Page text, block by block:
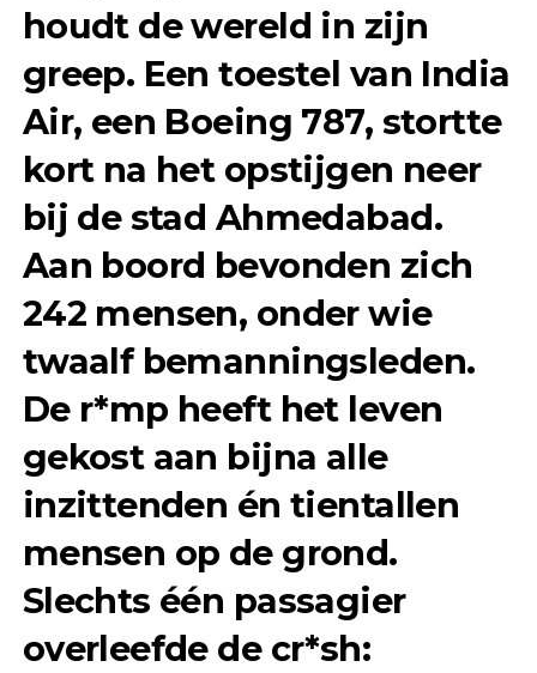
houdt de wereld in zijn
greep. Een toestel van India
Air, een Boeing 787, stortte
kort na het opstijgen neer
bij de stad Ahmedabad.
Aan boord bevonden zich
242 mensen, onder wie
twaalf bemanningsleden.
De r*mp heeft het leven
gekost aan bijna alle
inzittenden én tientallen
mensen op de grond.
Slechts één passagier
overleefde de cr*sh: